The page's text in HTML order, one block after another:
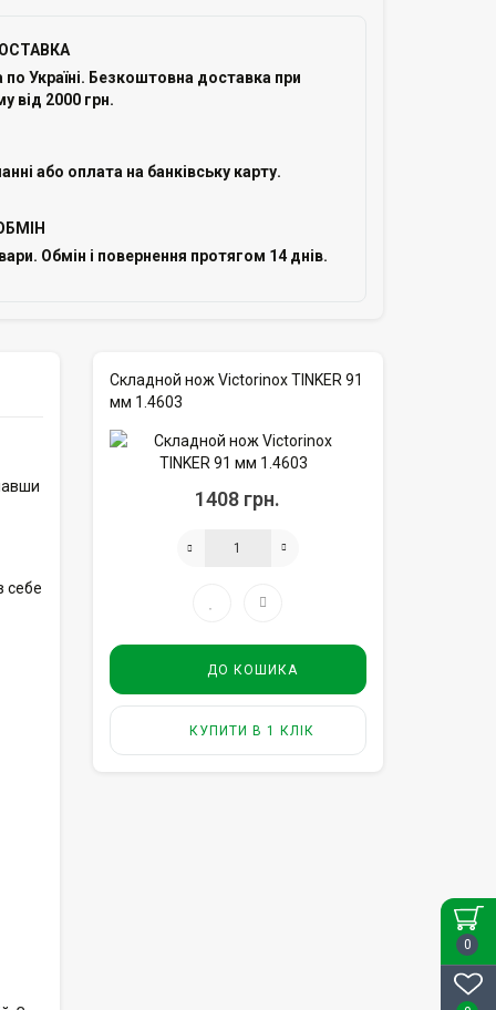
0
Україні. Безкоштовна доставка при
від 2000 грн.
або оплата на банківську карту.
Обмін і повернення протягом 14 днів.
себе
Складной нож Victorinox TINKER 91
мм 1.4603
1408 грн.
ДО КОШИКА
КУПИТИ В 1 КЛІК